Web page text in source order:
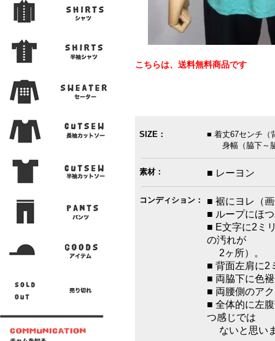
こちらは、送料無料商品です
SIZE：
■ 着丈67センチ
身幅（脇下～
素材： ■ レーヨン
コンディション：
■ 裾にヨレ（
■ ループにほ
■ E文字に2ミ
の汚れが
2ヶ所）。
■ 背面左肩に2
■ 両脇下に色
■ 両腰側のア
■ 全体的に左
つ感じでは
ないと思い